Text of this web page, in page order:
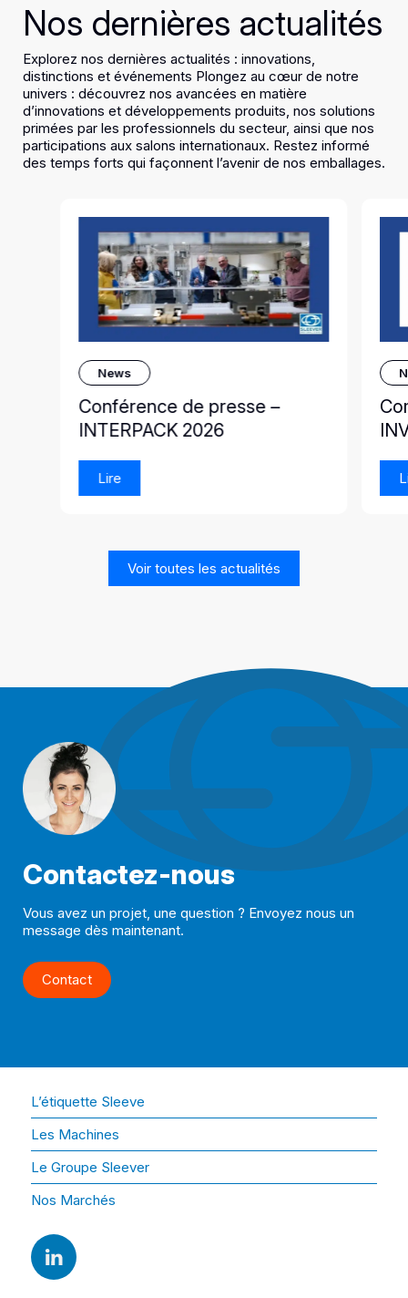
Nos dernières actualités
Explorez nos dernières actualités : innovations,
distinctions et événements Plongez au cœur de notre
univers : découvrez nos avancées en matière
d’innovations et développements produits, nos solutions
primées par les professionnels du secteur, ainsi que nos
participations aux salons internationaux. Restez informé
des temps forts qui façonnent l’avenir de nos emballages.
News
Conférence de presse –
INTERPACK 2026
Lire
Voir toutes les actualités
Contactez-nous
Vous avez un projet, une question ? Envoyez nous un
message dès maintenant.
Contact
L’étiquette Sleeve
Les Machines
Le Groupe Sleever
Nos Marchés